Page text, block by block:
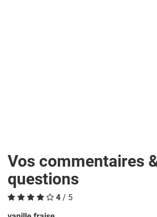
Vos commentaires
questions
4 / 5